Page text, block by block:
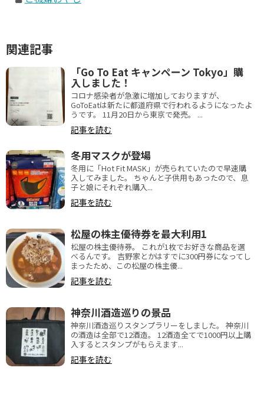
関連記事
「Go To Eat キャンペーン Tokyo」購
入しました！
コロナ感染者が急激に増加しておりますが、
GoToEatは新たに都道府県で行われるようになったよ
うです。 11月20日から東京で発売。 ...
記事を読む
冬用マスクが登場
冬用に「Hot Fit MASK」が売られていたので早速購
入してみました。 ちゃんと子供用もあったので、息
子と娘にそれぞれ購入...
記事を読む
松屋の株主優待券を最大利用1
松屋の株主優待券。 これが1枚でお好きな商品を選
べるんです。 吉野家とかはすでに300円券になってし
まったため、この松屋の株主優...
記事を読む
神奈川酒造巡りの景品
神奈川酒造巡りスタンプラリーをしました。 神奈川
の酒造は全部で12酒造。 12酒造全てで1000円以上購
入するとスタンプがもらえます...
記事を読む